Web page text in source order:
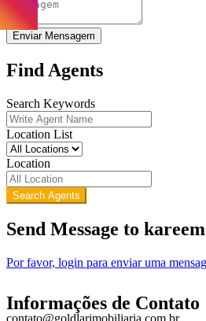
Enviar Mensagem
Find Agents
Search Keywords
Location List
Location
Search Agents
Send Message to
Por favor, login para enviar uma
Informações de Contato